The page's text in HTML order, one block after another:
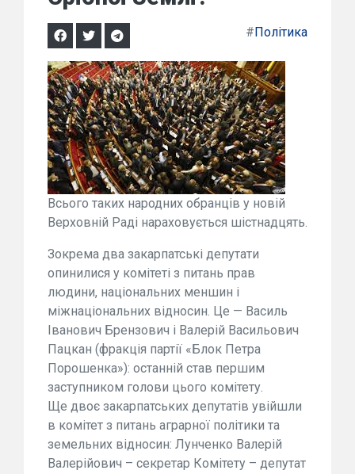
#Політика
Всього таких народних обранців у новій
Верховній Раді нараховується шістнадцять.
Зокрема два закарпатські депутати
опинилися у комітеті з питань прав
людини, національних меншин і
міжнаціональних відносин. Це — Василь
Іванович Брензович і Валерій Васильович
Пацкан (фракція партії «Блок Петра
Порошенка»): останній став першим
заступником голови цього комітету.
Ще двоє закарпатських депутатів увійшли
в комітет з питань аграрної політики та
земельних відносин: Лунченко Валерій
Валерійович – секретар Комітету – депутат